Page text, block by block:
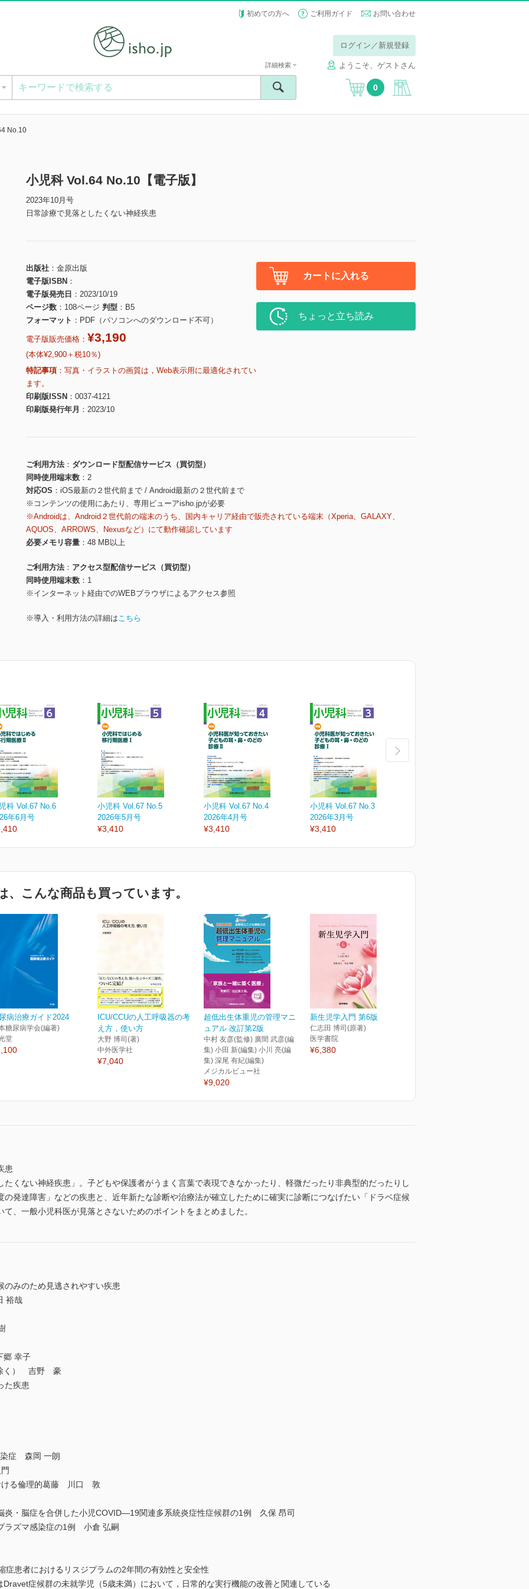
初めての方へ ご利用ガイド お問い合わせ
ログイン／新規登録
ようこそ、ゲストさん
詳細検索
0
No.10
小児科 Vol.64 No.10【電子版】
2023年10月号
日常診療で見落としたくない神経疾患
出版社
金原出版
電子版ISBN
電子版発売日
2023/10/19
ページ数
108ページ 判型
B5
フォーマット
PDF（パソコンへのダウンロード不可）
電子版販売価格： ¥3,190
(本体¥2,900＋税10％)
特記事項
写真・イラストの画質は，Web表示用に最適化されてい
ます。
印刷版ISSN
0037-4121
印刷版発行年月
2023/10
カートに入れる
ちょっと立ち読み
ご利用方法
ダウンロード型配信サービス（買切型）
同時使用端末数
2
対応OS
iOS最新の２世代前まで / Android最新の２世代前まで
※コンテンツの使用にあたり、専用ビューアisho.jpが必要
※Androidは、Android２世代前の端末のうち、国内キャリア経由で販売されている端末（Xperia、GALAXY、
AQUOS、ARROWS、Nexusなど）にて動作確認しています
必要メモリ容量
48 MB以上
ご利用方法
アクセス型配信サービス（買切型）
同時使用端末数
1
※インターネット経由でのWEBブラウザによるアクセス参照
※導入・利用方法の詳細はこちら
科 Vol.67 No.6
年6月号
小児科 Vol.67 No.5
2026年5月号
¥3,410
小児科 Vol.67 No.4
2026年4月号
¥3,410
小児科 Vol.67 No.3
2026年3月号
¥3,410
、こんな商品も買っています。
病治療ガイド2024
糖尿病学会(編著)
堂
ICU/CCUの人工呼吸器の考
え方，使い方
大野 博司(著)
中外医学社
¥7,040
超低出生体重児の管理マニ
ュアル 改訂第2版
中村 友彦(監修) 廣間 武彦(編
集) 小田 新(編集) 小川 亮(編
集) 深尾 有紀(編集)
メジカルビュー社
¥9,020
新生児学入門 第6版
仁志田 博司(原著)
医学書院
¥6,380
患
くない神経疾患」。子どもや保護者がうまく言葉で表現できなかったり、軽微だったり非典型的だったりし
の発達障害」などの疾患と、近年新たな診断や治療法が確立したために確実に診断につなげたい「ドラベ症候
、一般小児科医が見落とさないためのポイントをまとめました。
みのため見逃されやすい疾患
裕哉
郷 幸子
除く） 吉野 豪
た疾患
染症 森岡 一朗
ける倫理的葛藤 川口 敦
炎・脳症を合併した小児COVID—19関連多系統炎症性症候群の1例 久保 昂司
ラズマ感染症の1例 小倉 弘嗣
患者におけるリスジプラムの2年間の有効性と安全性
症候群の未就学児（5歳未満）において，日常的な実行機能の改善と関連している